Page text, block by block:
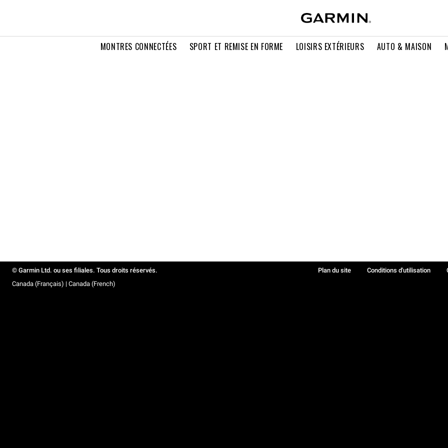
MONTRES CONNECTÉES SPORT ET REMISE EN FORME LOISIRS EXTÉRIEURS AUTO & MAISON
© Garmin Ltd. ou ses filiales. Tous droits réservés. Plan du site Conditions d'utilisation
Canada (Français) | Canada (French)